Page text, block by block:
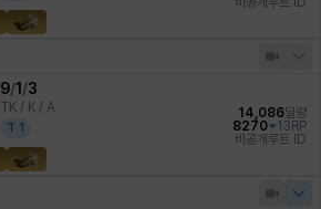
9/1 /3
TK / K / A
T 1
14,086딜량
8270
13 RP
비공개 루트 ID